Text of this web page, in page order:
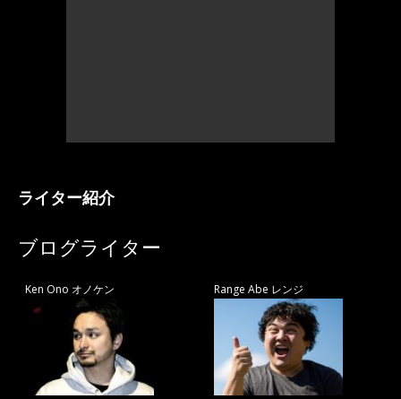
ライター紹介
ブログライター
Ken Ono オノケン Range Abe レンジ